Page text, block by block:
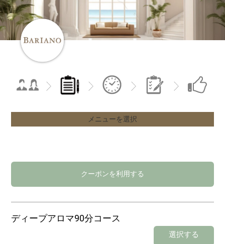
メニューを選択
クーポンを利用する
ディープアロマ90分コース
選択する